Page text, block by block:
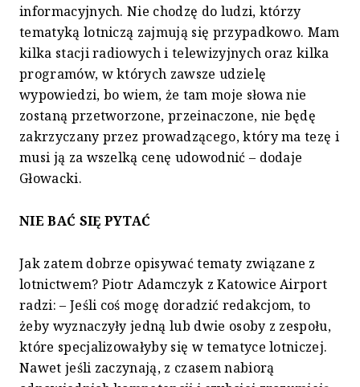
informacyjnych. Nie chodzę do ludzi, którzy
tematyką lotniczą zajmują się przypadkowo. Mam
kilka stacji radiowych i telewizyjnych oraz kilka
programów, w których zawsze udzielę
wypowiedzi, bo wiem, że tam moje słowa nie
zostaną przetworzone, przeinaczone, nie będę
zakrzyczany przez prowadzącego, który ma tezę i
musi ją za wszelką cenę udowodnić – dodaje
Głowacki.
NIE BAĆ SIĘ PYTAĆ
Jak zatem dobrze opisywać tematy związane z
lotnictwem? Piotr Adamczyk z Katowice Airport
radzi: – Jeśli coś mogę doradzić redakcjom, to
żeby wyznaczyły jedną lub dwie osoby z zespołu,
które specjalizowałyby się w tematyce lotniczej.
Nawet jeśli zaczynają, z czasem nabiorą